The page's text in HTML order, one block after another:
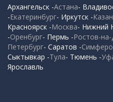
Архангельск -Астана-
-Екатеринбург- Иркутск -
Красноярск -Москва- Нижний
-Оренбург- Пермь -Ростов-
Петербург- Саратов -
Сыктывкар -Тула- Тюмень -
Ярославль